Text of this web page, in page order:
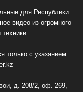
для Республики
видео из огромного
только с указанием
д. 208/2, оф. 269,